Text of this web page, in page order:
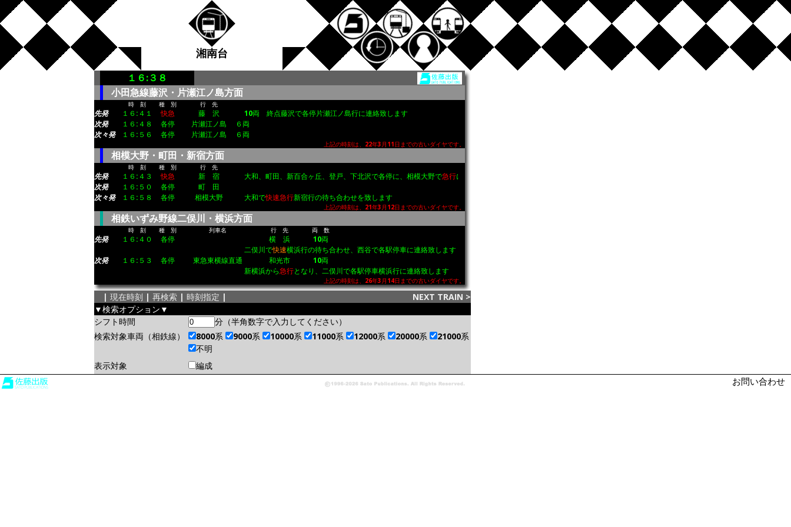
湘南台
１６:３８
小田急線藤沢・片瀬江ノ島方面
時 刻 種 別 行 先
先発 １６:４１ 快急 藤 沢
10両 終点藤沢で各停片瀬江ノ島行に連絡致します
次発
１６:４８ 各停 片瀬江ノ島
６両
次々発
１６:５６ 各停 片瀬江ノ島 ６両
上記の時刻は、22年3月11日までの古いダイヤです。
相模大野・町田・新宿方面
時 刻 種 別 行 先
先発 １６:４３ 快急 新 宿 大和、町田、新百合ヶ丘、登戸、下北沢で各停に、相模大野で急行に連絡致します
次発
１６:５０ 各停
町 田
次々発
１６:５８ 各停 相模大野 大和で快速急行新宿行の待ち合わせを致します
上記の時刻は、21年3月12日までの古いダイヤです。
相鉄いずみ野線二俣川・横浜方面
時 刻 種 別 列車名 行 先 両 数
先発 １６:４０ 各停 横 浜
10両
二俣川で快速横浜行の待ち合わせ、西谷で各駅停車に連絡致します
次発
１６:５３ 各停 東急東横線直通 和光市
10両
新横浜から急行となり、二俣川で各駅停車横浜行に連絡致します
上記の時刻は、26年3月14日までの古いダイヤです。
| 現在時刻 | 再検索 | 時刻指定 | NEXT TRAIN >
▼検索オプション▼
シフト時間
分（半角数字で入力してください）
検索対象車両（相鉄線）
8000系 9000系 10000系 11000系 12000系 20000系
21000系
不明
表示対象
編成
お問い合わせ